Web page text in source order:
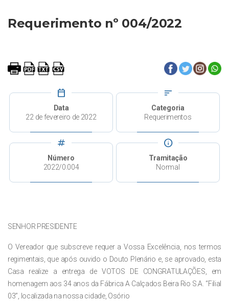
Requerimento nº 004/2022
calendar_today
Data
22 de fevereiro de 2022
sort
Categoria
Requerimentos
tag
Número
2022/0.004
info
Tramitação
Normal
SENHOR PRESIDENTE
O Vereador que subscreve requer a Vossa Excelência, nos termos
regimentais, que após ouvido o Douto Plenário e, se aprovado, esta
Casa realize a entrega de VOTOS DE CONGRATULAÇÕES,
em
homenagem aos 34 anos da Fábrica A Calçados Beira Rio S.A. “Filial
03”, localizada na nossa cidade, Osório